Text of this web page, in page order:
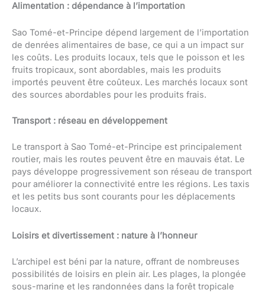
Alimentation : dépendance à l’importation
Sao Tomé-et-Principe dépend largement de l’importation
de denrées alimentaires de base, ce qui a un impact sur
les coûts. Les produits locaux, tels que le poisson et les
fruits tropicaux, sont abordables, mais les produits
importés peuvent être coûteux. Les marchés locaux sont
des sources abordables pour les produits frais.
Transport : réseau en développement
Le transport à Sao Tomé-et-Principe est principalement
routier, mais les routes peuvent être en mauvais état. Le
pays développe progressivement son réseau de transport
pour améliorer la connectivité entre les régions. Les taxis
et les petits bus sont courants pour les déplacements
locaux.
Loisirs et divertissement : nature à l’honneur
L’archipel est béni par la nature, offrant de nombreuses
possibilités de loisirs en plein air. Les plages, la plongée
sous-marine et les randonnées dans la forêt tropicale